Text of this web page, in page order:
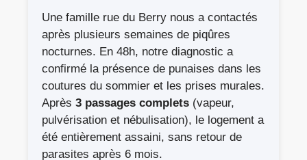
Une famille rue du Berry nous a contactés
après plusieurs semaines de piqûres
nocturnes. En 48h, notre diagnostic a
confirmé la présence de punaises dans les
coutures du sommier et les prises murales.
Après 3 passages complets (vapeur,
pulvérisation et nébulisation), le logement a
été entièrement assaini, sans retour de
parasites après 6 mois.